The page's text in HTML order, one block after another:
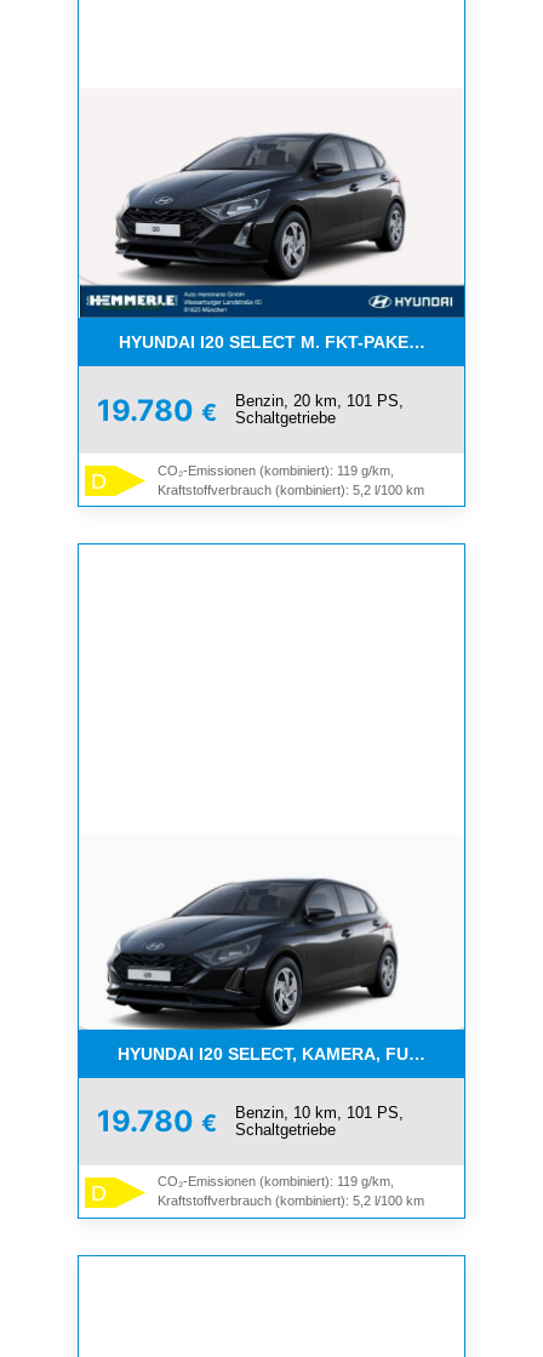
HYUNDAI I20 SELECT M. FKT-PAKET -
19.780 €
Benzin, 20 km, 101 PS,
Schaltgetriebe
D
CO₂-Emissionen (kombiniert): 119 g/km,
Kraftstoffverbrauch (kombiniert): 5,2 l/100 km
HYUNDAI I20 SELECT, KAMERA, FUNKT.PAKET,
19.780 €
Benzin, 10 km, 101 PS,
Schaltgetriebe
D
CO₂-Emissionen (kombiniert): 119 g/km,
Kraftstoffverbrauch (kombiniert): 5,2 l/100 km